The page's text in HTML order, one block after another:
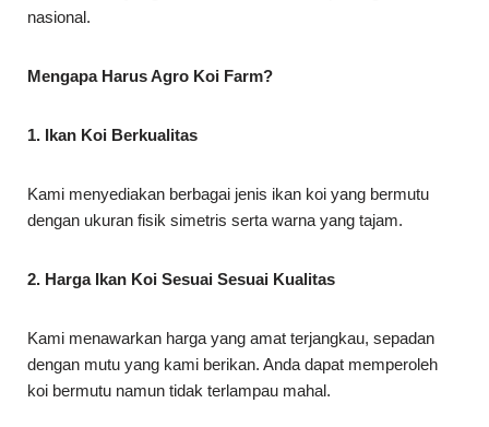
nasional.
Mengapa Harus Agro Koi Farm?
1. Ikan Koi Berkualitas
Kami menyediakan berbagai jenis ikan koi yang bermutu
dengan ukuran fisik simetris serta warna yang tajam.
2. Harga Ikan Koi Sesuai Sesuai Kualitas
Kami menawarkan harga yang amat terjangkau, sepadan
dengan mutu yang kami berikan. Anda dapat memperoleh
koi bermutu namun tidak terlampau mahal.